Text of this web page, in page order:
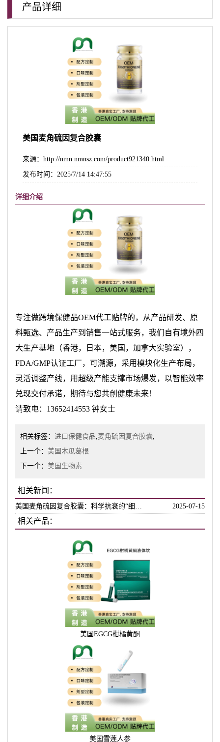
产品详细
美国麦角硫因复合胶囊
来源：http://nmn.nmnsz.com/product921340.html
发布时间：2025/7/14 14:47:55
详细介绍
专注做跨境保健品OEM代工贴牌的，从产品研发、原
料甄选、产品生产到销售一站式服务，我们自有境外四
大生产基地（香港，日本，美国，加拿大实验室），
FDA/GMP认证工厂，可溯源，采用模块化生产布局，
灵活调整产线，用超级产能支撑市场爆发，以智能效率
兑现交付承诺，期待与您共创健康未来！
请致电：13652414553 钟女士
相关标签： 进口保健食品 麦角硫因复合胶囊
上一个： 美国木瓜葛根
下一个： 美国生物素
相关新闻：
2025-07-15
相关产品：
美国EGCG柑橘黄酮
美国雪莲人参